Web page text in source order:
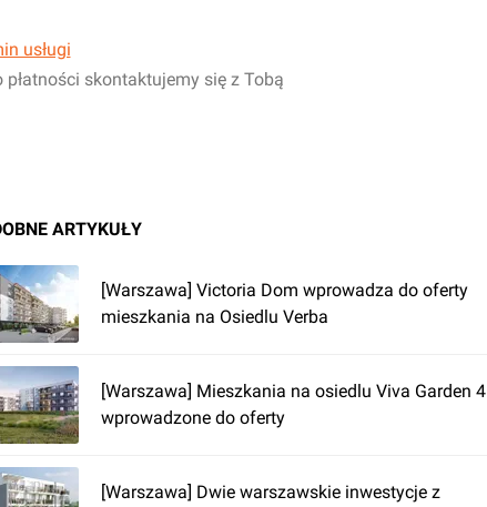
usługi
skontaktujemy się z Tobą
ARTYKUŁY
[Warszawa] Victoria Dom wprowadza do oferty
mieszkania na Osiedlu Verba
[Warszawa] Mieszkania na osiedlu Viva Garden 4
wprowadzone do oferty
[Warszawa] Dwie warszawskie inwestycje z